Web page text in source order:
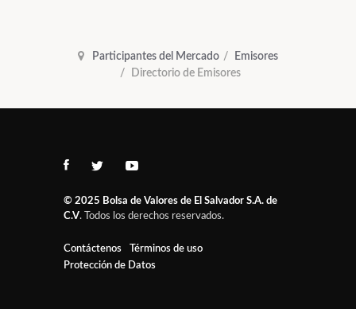
Participantes del Mercado
Emisores
Directorio de Emisores
© 2025 Bolsa de Valores de El Salvador S.A. de
C.V. Todos los derechos reservados.
Contáctenos
Términos de uso
Protección de Datos